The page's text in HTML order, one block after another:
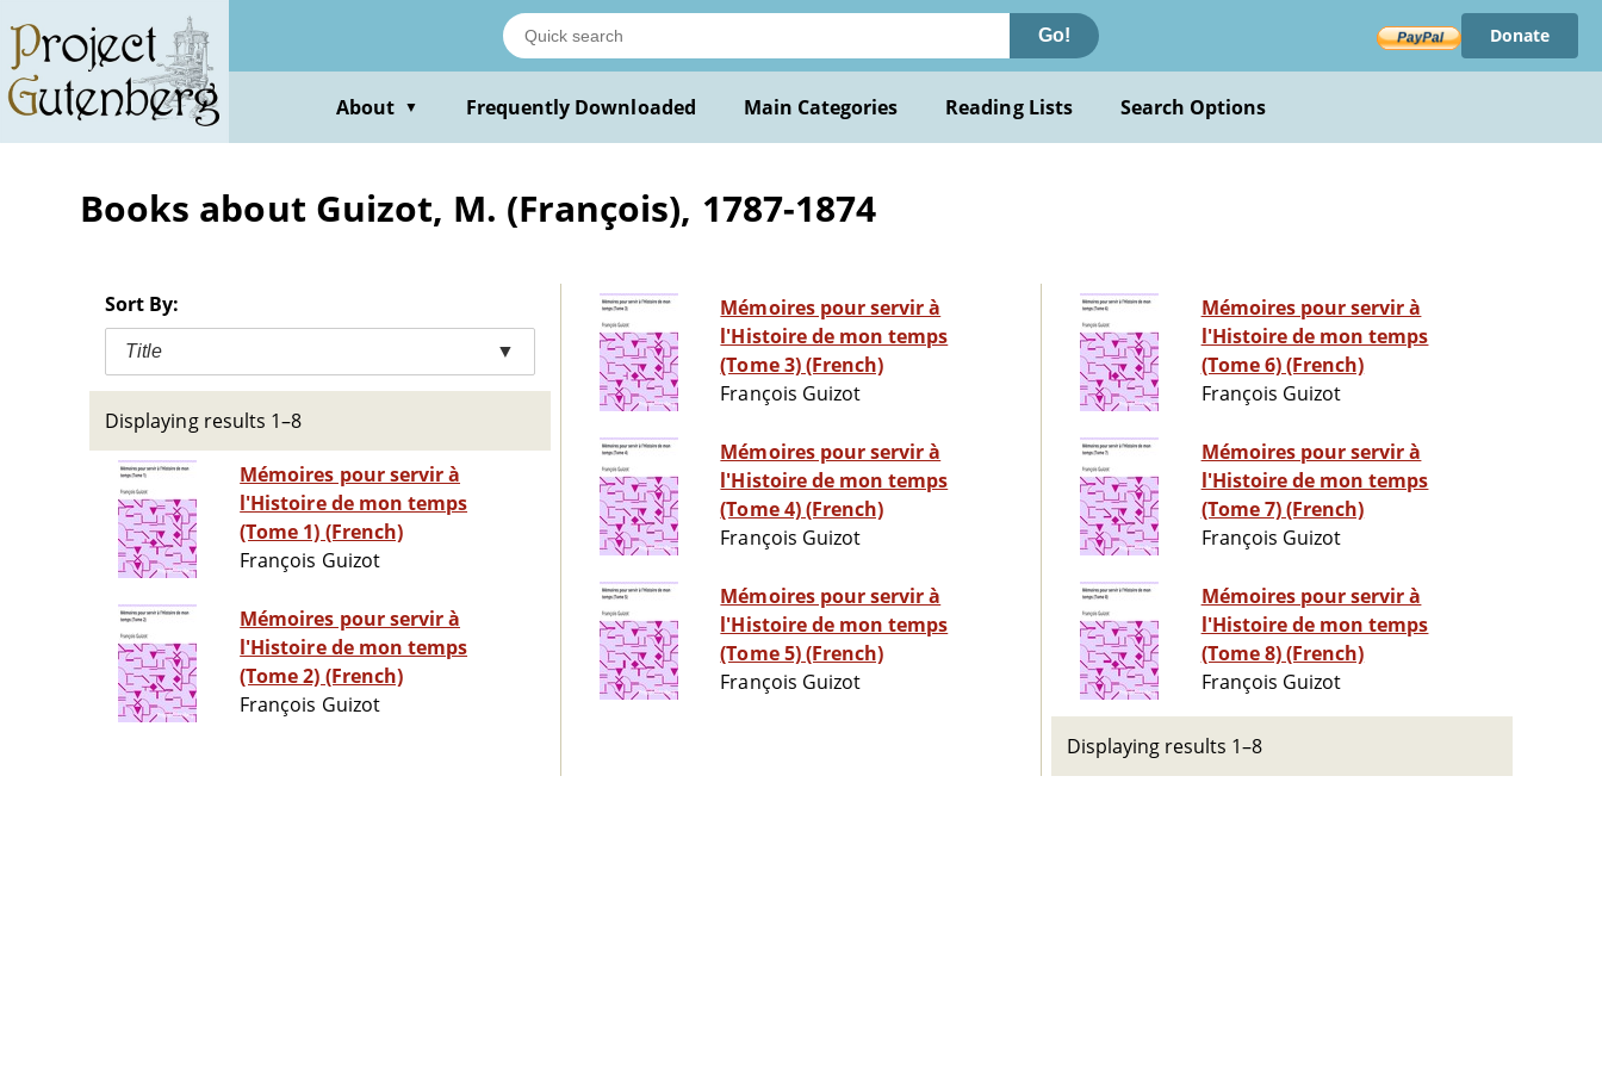
main
content
Go! Donate
About ▼ Frequently Downloaded Main Categories Reading Lists Search Options
Books about Guizot, M. (François), 1787-1874
Sort By:
Title ▼
Displaying results 1–8
Mémoires pour servir à
l'Histoire de mon temps
(Tome 1) (French)
François Guizot
Mémoires pour servir à
l'Histoire de mon temps
(Tome 2) (French)
François Guizot
Mémoires pour servir à
l'Histoire de mon temps
(Tome 3) (French)
François Guizot
Mémoires pour servir à
l'Histoire de mon temps
(Tome 4) (French)
François Guizot
Mémoires pour servir à
l'Histoire de mon temps
(Tome 5) (French)
François Guizot
Mémoires pour servir à
l'Histoire de mon temps
(Tome 6) (French)
François Guizot
Mémoires pour servir à
l'Histoire de mon temps
(Tome 7) (French)
François Guizot
Mémoires pour servir à
l'Histoire de mon temps
(Tome 8) (French)
François Guizot
Displaying results 1–8